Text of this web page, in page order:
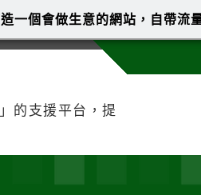
的支援平台，提
一個會做生意的網站，自帶流